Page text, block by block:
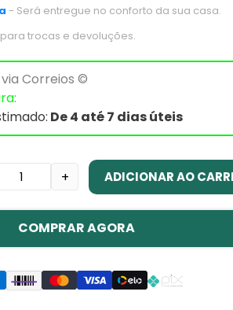
- Será entregue no conforto da sua casa.
trocas e devoluções.
Correios ©
De 4 até 7 dias úteis
+ ADICIONAR AO
COMPRAR AGORA